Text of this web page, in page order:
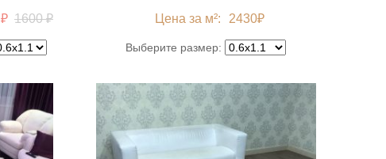
1600 ₽
Цена за м²:
2430₽
Выберите размер: